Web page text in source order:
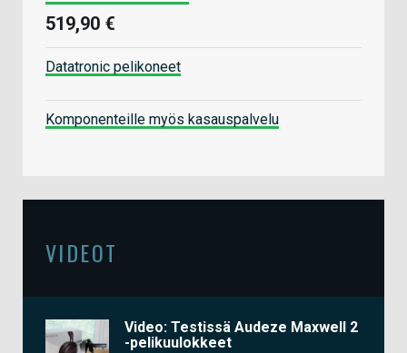
519,90 €
Datatronic pelikoneet
Komponenteille myös kasauspalvelu
VIDEOT
Video: Testissä Audeze Maxwell 2
-pelikuulokkeet